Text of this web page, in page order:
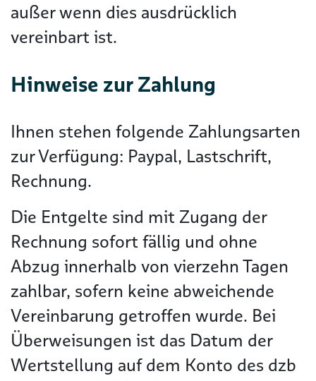
außer wenn dies ausdrücklich
vereinbart ist.
Hinweise zur Zahlung
Ihnen stehen folgende Zahlungsarten
zur Verfügung: Paypal, Lastschrift,
Rechnung.
Die Entgelte sind mit Zugang der
Rechnung sofort fällig und ohne
Abzug innerhalb von vierzehn Tagen
zahlbar, sofern keine abweichende
Vereinbarung getroffen wurde. Bei
Überweisungen ist das Datum der
Wertstellung auf dem Konto des dzb